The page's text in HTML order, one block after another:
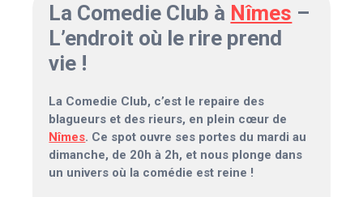
La Comedie Club à Nîmes –
L’endroit où le rire prend
vie !
La Comedie Club, c’est le repaire des
blagueurs et des rieurs, en plein cœur de
Nîmes. Ce spot ouvre ses portes du mardi au
dimanche, de 20h à 2h, et nous plonge dans
un univers où la comédie est reine !